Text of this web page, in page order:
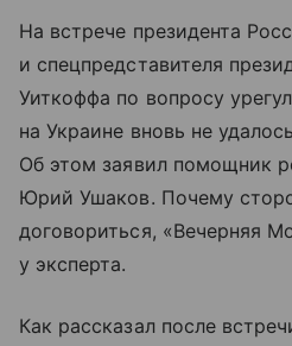
На встрече президента
и спецпредставителя
Уиткоффа по вопросу
на Украине вновь не
Об этом заявил помощник
Юрий Ушаков. Почему
договориться, «Вечерняя
у эксперта.
Как рассказал после